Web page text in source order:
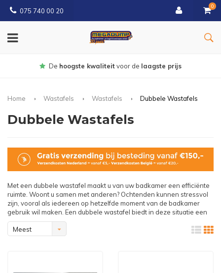
075 740 00 20
0
Gratisbezorgd vanaf € 150
Home Wastafels Wastafels Dubbele Wastafels
Dubbele Wastafels
Met een dubbele wastafel maakt u van uw badkamer een efficiënte
ruimte. Woont u samen met anderen? Ochtenden kunnen stressvol
zijn, vooral als iedereen op hetzelfde moment van de badkamer
gebruik wil maken. Een dubbele wastafel biedt in deze situatie een
Meest